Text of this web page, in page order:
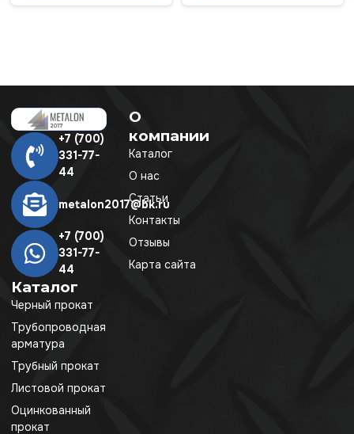
+7 (700)
331-77-
44
metalon2017@bk.ru
+7 (700)
331-77-
44
Каталог
Черный прокат
Трубопроводная
арматура
Трубный прокат
Листовой прокат
Оцинкованный
прокат
О
компании
Каталог
О нас
Статьи
Контакты
Отзывы
Карта сайта